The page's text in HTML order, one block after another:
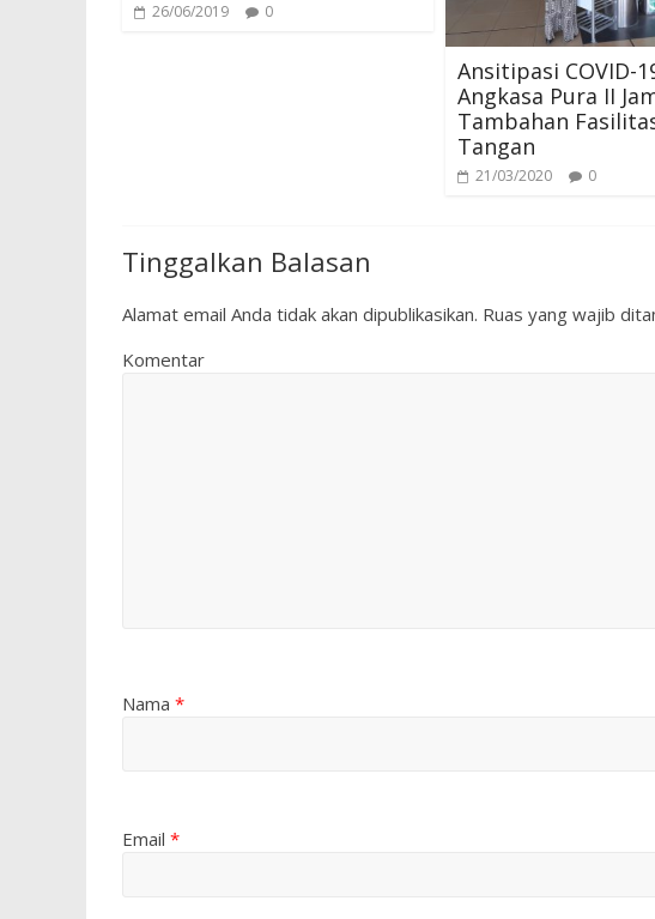
26/06/2019 0
Ansitipasi COVID-
Angkasa Pura II
Tambahan
Tangan
21/03/2020 0
Tinggalkan Balasan
Alamat email Anda tidak akan dipublikasikan. Ruas yang wajib
Komentar
Nama *
Email *